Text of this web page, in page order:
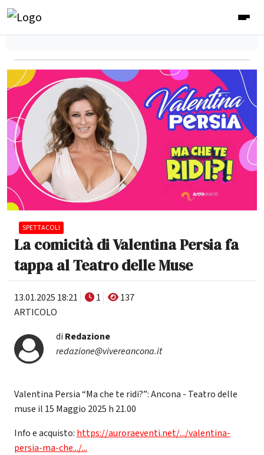
SPETTACOLI
La comicità di Valentina Persia fa
tappa al Teatro delle Muse
13.01.2025 18:21 1
137
ARTICOLO
di Redazione
redazione@vivereancona.it
Valentina Persia “Ma che te ridi?”: Ancona - Teatro delle
muse il 15 Maggio 2025 h 21.00
Info e acquisto: https://auroraeventi.net/.../valentina-
persia-ma-che.../...